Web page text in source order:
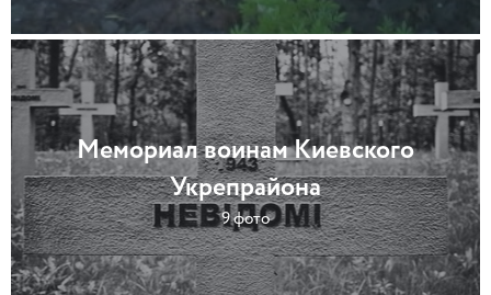
Мемориал воинам Киевского
Укрепрайона
9 фото